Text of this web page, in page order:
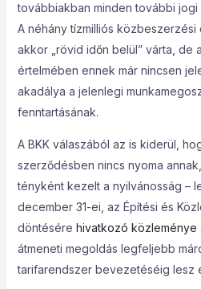
továbbiakban minden további jogi
A néhány tízmilliós közbeszerzési
akkor „rövid időn belül” várta, de
értelmében ennek már nincsen
akadálya a jelenlegi
fenntartásának.
A BKK válaszából az is kiderül,
szerződésben nincs nyoma
tényként kezelt a nyilvánosság –
december 31-ei, az Építési és
döntésére hivatkozó közleménye
átmeneti megoldás legfeljebb
tarifarendszer bevezetéséig lesz